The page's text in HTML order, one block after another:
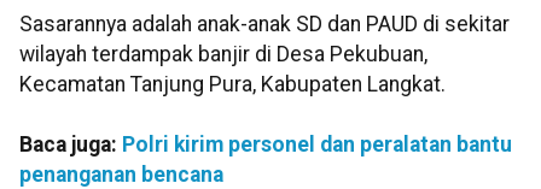
Sasarannya adalah anak-anak SD dan PAUD di sekitar
wilayah terdampak banjir di Desa Pekubuan,
Kecamatan Tanjung Pura, Kabupaten Langkat.
Baca juga: Polri kirim personel dan peralatan bantu
penanganan bencana